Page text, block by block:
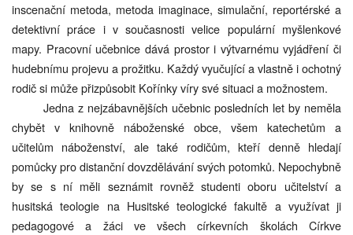
inscenační metoda, metoda imaginace, simulační, reportérské a
detektivní práce i v současnosti velice populární myšlenkové
mapy. Pracovní učebnice dává prostor i výtvarnému vyjádření či
hudebnímu projevu a prožitku. Každý vyučující a vlastně i ochotný
rodič si může přizpůsobit Kořínky víry své situaci a možnostem.
Jedna z nejzábavnějších učebnic posledních let by neměla
chybět v knihovně náboženské obce, všem katechetům a
učitelům náboženství, ale také rodičům, kteří denně hledají
pomůcky pro distanční dovzdělávání svých potomků. Nepochybně
by se s ní měli seznámit rovněž studenti oboru učitelství a
husitská teologie na Husitské teologické fakultě a využívat ji
pedagogové a žáci ve všech církevních školách Církve